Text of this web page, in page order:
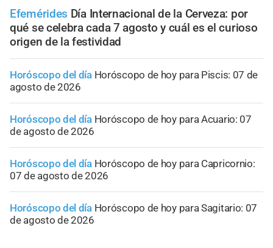
Efemérides Día Internacional de la Cerveza: por
qué se celebra cada 7 agosto y cuál es el curioso
origen de la festividad
Horóscopo del día Horóscopo de hoy para Piscis: 07 de
agosto de 2026
Horóscopo del día Horóscopo de hoy para Acuario: 07
de agosto de 2026
Horóscopo del día Horóscopo de hoy para Capricornio:
07 de agosto de 2026
Horóscopo del día Horóscopo de hoy para Sagitario: 07
de agosto de 2026